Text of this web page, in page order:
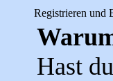
Registrieren und
Hast